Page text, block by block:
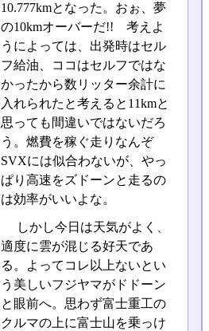
10.777kmとなった。おぉ、夢
の10kmオーバーだ!! 考えよ
うによっては、出発時はセル
フ給油、ココはセルフではな
かったから数リッター余計に
入れられたと考えると11kmと
思っても間違いではないだろ
う。燃費を稼ぐ走りなんぞ
SVXには似合わないが、やっ
ぱり高速をズドーンと走るの
は効率がいいよな。
しかし今日は天気がよく、
適度に雲が混じる好天であ
る。よってコレ以上ないとい
う美しいフジヤマがドドーン
と眼前へ。思わず富士重工の
クルマの上に富士山を乗っけ